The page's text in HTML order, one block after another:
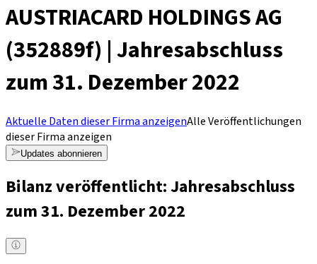
AUSTRIACARD HOLDINGS AG
(352889f) | Jahresabschluss
zum 31. Dezember 2022
Aktuelle Daten dieser Firma anzeigenAlle Veröffentlichungen
dieser Firma anzeigen
Updates abonnieren
Bilanz veröffentlicht: Jahresabschluss
zum 31. Dezember 2022